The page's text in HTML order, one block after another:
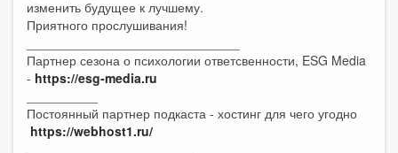
изменить будущее к лучшему.
Приятного прослушивания!
Партнер сезона о психологии ответсвенности, ESG Media
- https://esg-media.ru
Постоянный партнер подкаста - хостинг для чего угодно
https://webhost1.ru/